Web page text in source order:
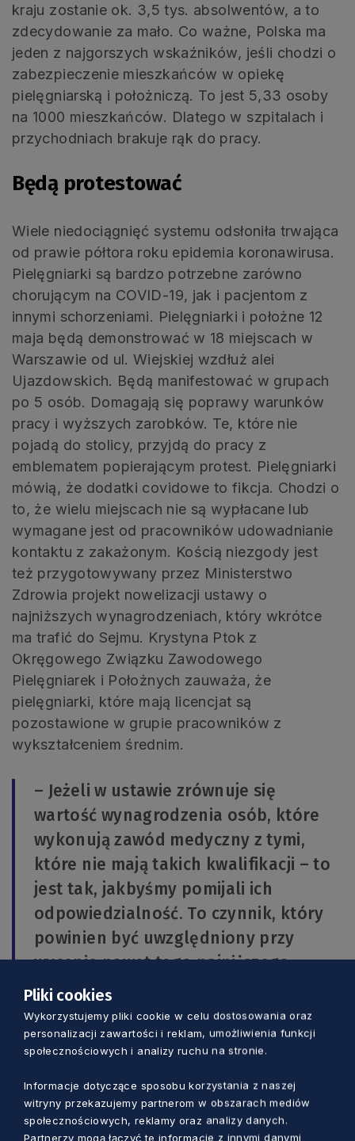
kraju zostanie ok. 3,5 tys. absolwentów, a to
zdecydowanie za mało. Co ważne, Polska ma
jeden z najgorszych wskaźników, jeśli chodzi o
zabezpieczenie mieszkańców w opiekę
pielęgniarską i położniczą. To jest 5,33 osoby
na 1000 mieszkańców. Dlatego w szpitalach i
przychodniach brakuje rąk do pracy.
Będą protestować
Wiele niedociągnięć systemu odsłoniła trwająca
od prawie półtora roku epidemia koronawirusa.
Pielęgniarki są bardzo potrzebne zarówno
chorującym na COVID-19, jak i pacjentom z
innymi schorzeniami. Pielęgniarki i położne 12
maja będą demonstrować w 18 miejscach w
Warszawie od ul. Wiejskiej wzdłuż alei
Ujazdowskich. Będą manifestować w grupach
po 5 osób. Domagają się poprawy warunków
pracy i wyższych zarobków. Te, które nie
pojadą do stolicy, przyjdą do pracy z
emblematem popierającym protest. Pielęgniarki
mówią, że dodatki covidowe to fikcja. Chodzi o
to, że wielu miejscach nie są wypłacane lub
wymagane jest od pracowników udowadnianie
kontaktu z zakażonym. Kością niezgody jest
też przygotowywany przez Ministerstwo
Zdrowia projekt nowelizacji ustawy o
najniższych wynagrodzeniach, który wkrótce
ma trafić do Sejmu. Krystyna Ptok z
Okręgowego Związku Zawodowego
Pielęgniarek i Położnych zauważa, że
pielęgniarki, które mają licencjat są
pozostawione w grupie pracowników z
wykształceniem średnim.
– Jeżeli w ustawie zrównuje się
wartość wynagrodzenia osób, które
wykonują zawód medyczny z tymi,
które nie mają takich kwalifikacji – to
jest tak, jakbyśmy pomijali ich
odpowiedzialność. To czynnik, który
powinien być uwzględniony przy
wycenie nawet tego najniższego
wynagrodzenia – tłumaczy Ptok.
O święcie
Międzynarodowy Dzień Pielęgniarek
obchodzony jest 12 maja. Święto zostało
ustanowione przez Międzynarodową Radę
Pliki cookies
Wykorzystujemy pliki cookie w celu dostosowania oraz
personalizacji zawartości i reklam, umożliwienia funkcji
społecznościowych i analizy ruchu na stronie.
Informacje dotyczące sposobu korzystania z naszej
witryny przekazujemy partnerom w obszarach mediów
społecznościowych, reklamy oraz analizy danych.
Partnerzy mogą łączyć te informacje z innymi danymi